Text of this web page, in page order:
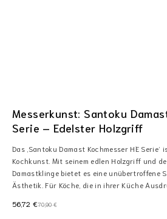
Messerkunst: Santoku
Serie – Edelster Holzgriff
Das ‚Santoku Damast Kochmesser HE
Kochkunst. Mit seinem edlen Holzgriff und
Damastklinge bietet es eine unübertroffene
Ästhetik. Für Köche, die in ihrer Küche
70,90€
56,72 €